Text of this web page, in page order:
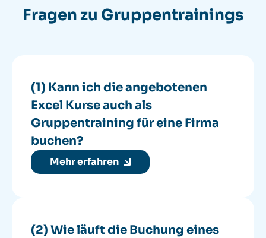
Fragen zu Gruppentrainings
(1) Kann ich die angebotenen
Excel Kurse auch als
Gruppentraining für eine Firma
buchen?
Mehr erfahren
(2) Wie läuft die Buchung eines